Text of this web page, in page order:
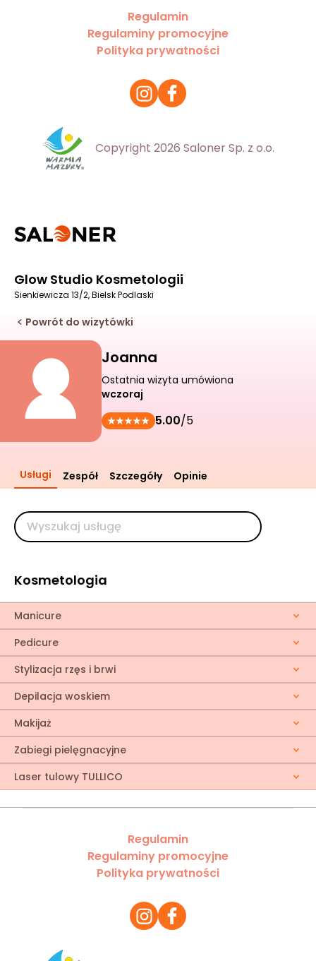
Regulamin
Regulaminy promocyjne
Polityka prywatności
Copyright 2026 Saloner Sp. z o.o.
Glow Studio Kosmetologii
Sienkiewicza 13/2, Bielsk Podlaski
Powrót do wizytówki
Joanna
Ostatnia wizyta umówiona
wczoraj
5.00/5
Usługi Zespół Szczegóły Opinie
Kosmetologia
Manicure
Pedicure
Stylizacja rzęs i brwi
Depilacja woskiem
Makijaż
Zabiegi pielęgnacyjne
Laser tulowy TULLICO
Regulamin
Regulaminy promocyjne
Polityka prywatności